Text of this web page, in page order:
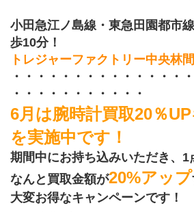
小田急江ノ島線・東急田園都市
歩10分！
トレジャーファクトリー中央林
・・・・・・・・・・・・・・
・・・・・・・・・・・
6月は腕時計買取20％
を実施中です！
期間中にお持ち込みいただき、1
なんと買取金額が20%アップ
大変お得なキャンペーンです！